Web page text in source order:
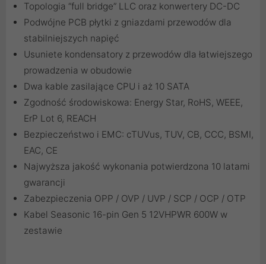
Topologia “full bridge” LLC oraz konwertery DC-DC
Podwójne PCB płytki z gniazdami przewodów dla
stabilniejszych napięć
Usuniete kondensatory z przewodów dla łatwiejszego
prowadzenia w obudowie
Dwa kable zasilające CPU i aż 10 SATA
Zgodność środowiskowa: Energy Star, RoHS, WEEE,
ErP Lot 6, REACH
Bezpieczeństwo i EMC: cTUVus, TUV, CB, CCC, BSMI,
EAC, CE
Najwyższa jakość wykonania potwierdzona 10 latami
gwarancji
Zabezpieczenia OPP / OVP / UVP / SCP / OCP / OTP
Kabel Seasonic 16-pin Gen 5 12VHPWR 600W w
zestawie